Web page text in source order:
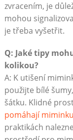
zvracením, je
mohou
je třeba vyšetřit.
Q: Jaké tipy
kolikou?
A: K utišení
použijte bílé
šátku. Klidné
pomáhají
praktikách